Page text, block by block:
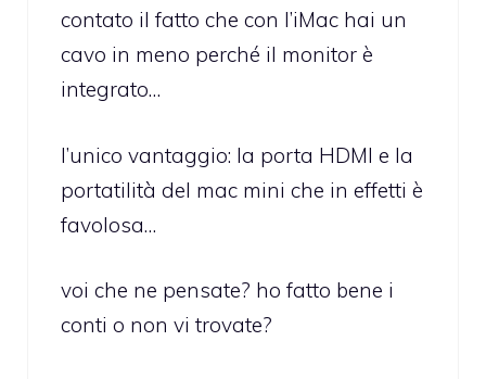
contato il fatto che con l’iMac hai un
cavo in meno perché il monitor è
integrato…
l’unico vantaggio: la porta HDMI e la
portatilità del mac mini che in effetti è
favolosa…
voi che ne pensate? ho fatto bene i
conti o non vi trovate?